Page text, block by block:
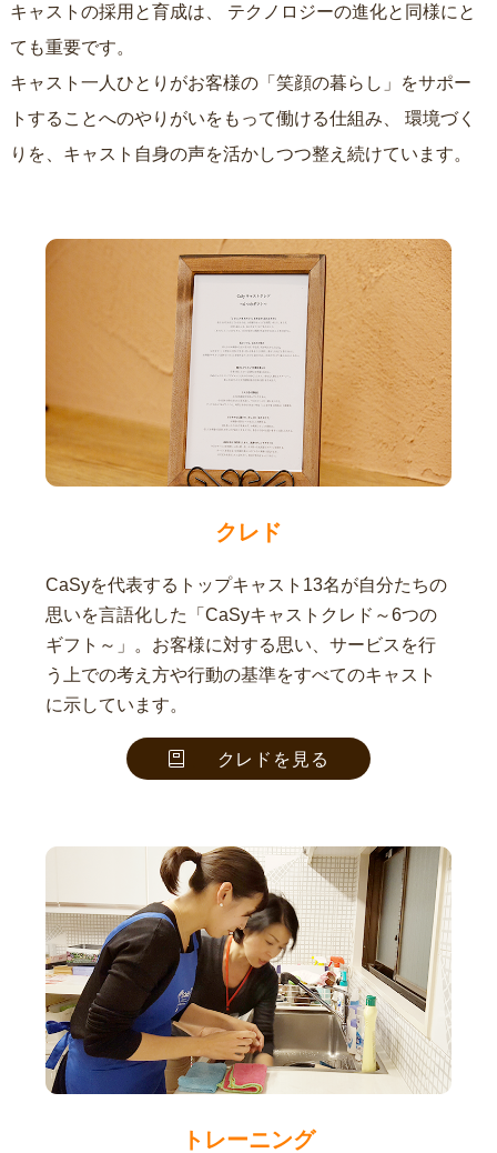
キャストの採用と育成は、
ても重要です。
キャスト一人ひとりがお客様の「笑顔の暮らし」をサポー
トすることへのやりがいをもって働ける仕組み、
りを、キャスト自身の声を活かしつつ整え続けています。
クレド
CaSyを代表するトップキャスト13名が自分たちの
思いを言語化した「CaSyキャストクレド～6つの
ギフト～」。お客様に対する思い、サービスを行
う上での考え方や行動の基準をすべてのキャスト
に示しています。
クレドを見る
トレーニング